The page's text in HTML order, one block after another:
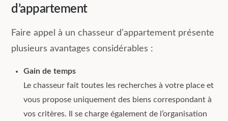
d’appartement
Faire appel à un chasseur d’appartement présente
plusieurs avantages considérables :
Gain de temps
Le chasseur fait toutes les recherches à votre place et
vous propose uniquement des biens correspondant à
vos critères. Il se charge également de l’organisation